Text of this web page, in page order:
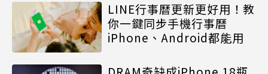
LINE行事曆更新更好用！教
你一鍵同步手機行事曆
iPhone、Android都能用